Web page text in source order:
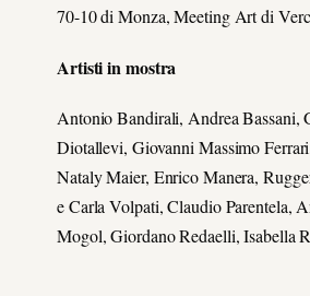
70-10 di Monza, Meeting Art di
Artisti in mostra
Antonio Bandirali, Andrea
Diotallevi, Giovanni Massimo
Nataly Maier, Enrico Manera,
e Carla Volpati, Claudio Parentela,
Mogol, Giordano Redaelli, Isabella